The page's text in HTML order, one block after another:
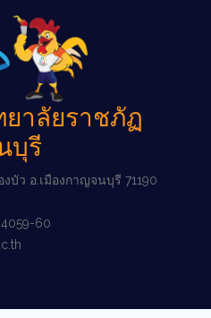
าลัยราชภัฏ
บุรี
บัว อ.เมืองกาญจนบุรี 71190
60